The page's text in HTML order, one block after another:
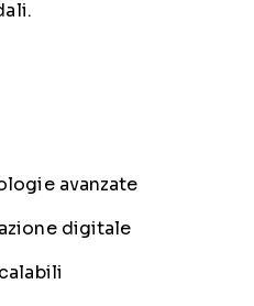
avanzate
digitale